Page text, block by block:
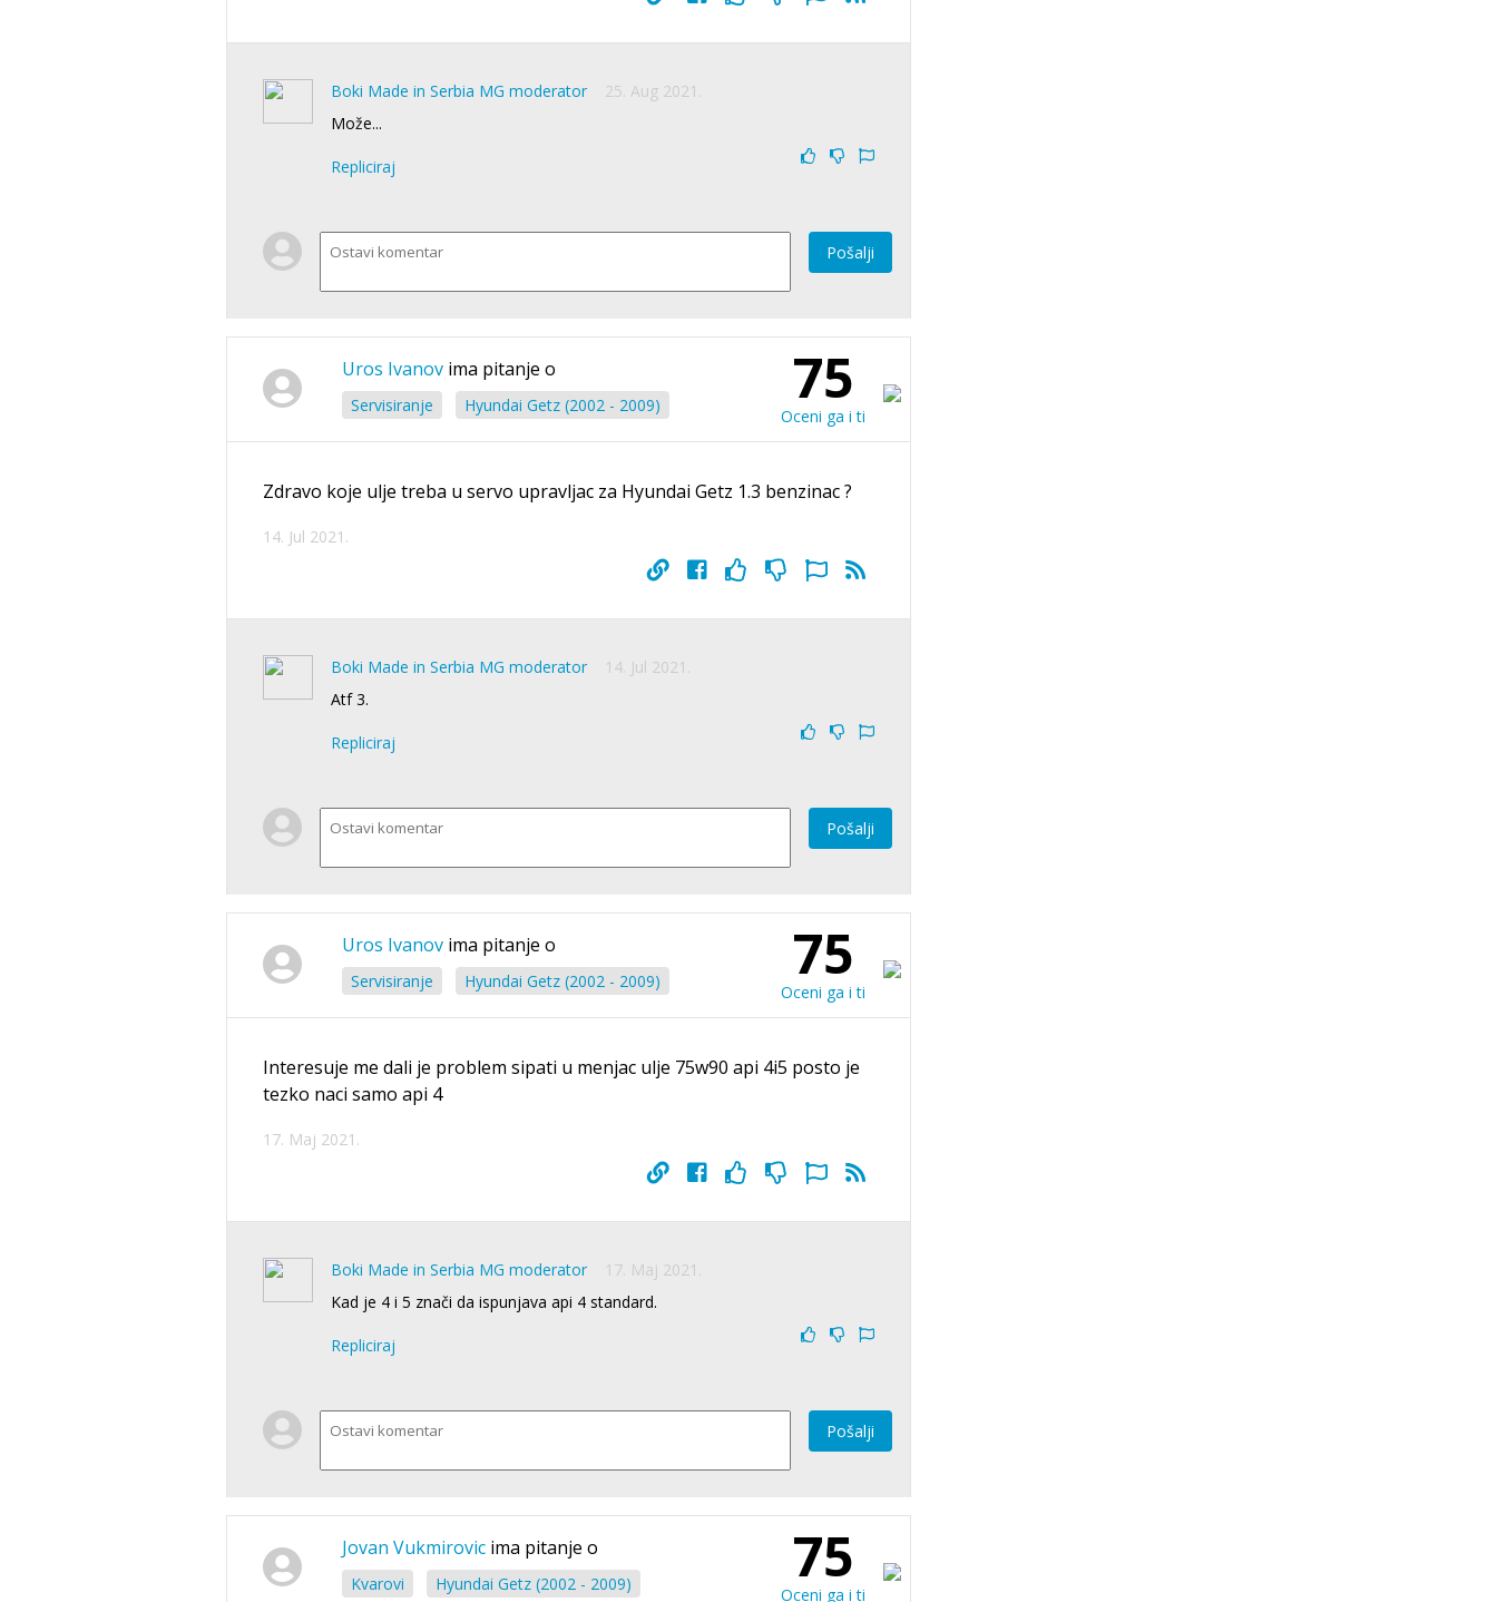
Boki Made in Serbia MG moderator
25. Aug 2021.
Može...
Repliciraj
Pošalji
Uros Ivanov ima pitanje o
Servisiranje Hyundai Getz (2002 - 2009) 75
Oceni ga i ti
Zdravo koje ulje treba u servo upravljac za Hyundai Getz 1.3 benzinac ?
14. Jul 2021.
Boki Made in Serbia MG moderator
14. Jul 2021.
Atf 3.
Repliciraj
Pošalji
Uros Ivanov ima pitanje o
Servisiranje Hyundai Getz (2002 - 2009) 75
Oceni ga i ti
Interesuje me dali je problem sipati u menjac ulje 75w90 api 4i5 posto je
tezko naci samo api 4
17. Maj 2021.
Boki Made in Serbia MG moderator
17. Maj 2021.
Kad je 4 i 5 znači da ispunjava api 4 standard.
Repliciraj
Pošalji
Jovan Vukmirovic ima pitanje o
Kvarovi Hyundai Getz (2002 - 2009) 75
Oceni ga i ti